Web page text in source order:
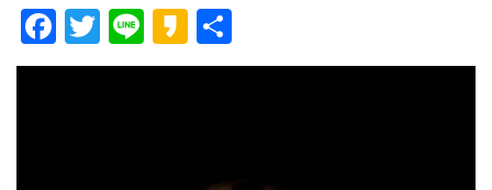
F
ac
T
w
Li
n
K
a 有